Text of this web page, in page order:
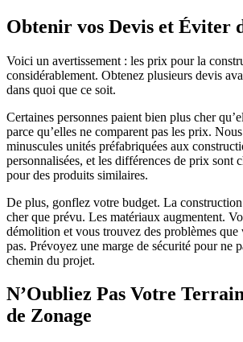
Obtenir vos Devis et Éviter
Voici un avertissement : les prix pour la
considérablement. Obtenez plusieurs devis
dans quoi que ce soit.
Certaines personnes paient bien plus cher
parce qu’elles ne comparent pas les prix.
minuscules unités préfabriquées aux
personnalisées, et les différences de prix sont
pour des produits similaires.
De plus, gonflez votre budget. La
cher que prévu. Les matériaux augmentent.
démolition et vous trouvez des problèmes que
pas. Prévoyez une marge de sécurité pour ne
chemin du projet.
N’Oubliez Pas Votre
de Zonage